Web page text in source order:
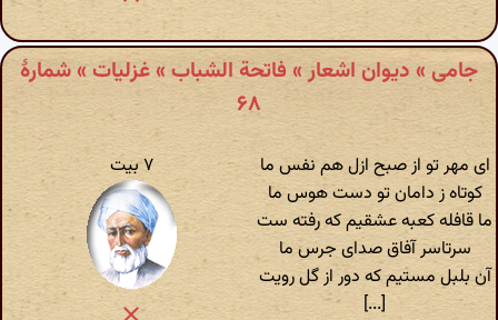
جامی » دیوان اشعار » فاتحة الشباب » غزلیات » شمارهٔ
۶۸
ای مهر تو از صبح ازل هم نفس ما
کوتاه ز دامان تو دست هوس ما
ما قافله کعبه عشقیم که رفته ست
سرتاسر آفاق صدای جرس ما
آن بلبل مستیم که دور از گل رویت
[...]
۷ بیت